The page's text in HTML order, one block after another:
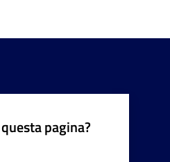
pagina?